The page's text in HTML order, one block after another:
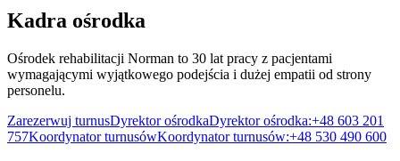
Kadra ośrodka
Ośrodek rehabilitacji Norman to 30 lat pracy z pacjentami
wymagającymi wyjątkowego podejścia i dużej empatii od strony
personelu.
Zarezerwuj turnusDyrektor ośrodkaDyrektor ośrodka:+48 603 201
757Koordynator turnusówKoordynator turnusów:+48 530 490 600